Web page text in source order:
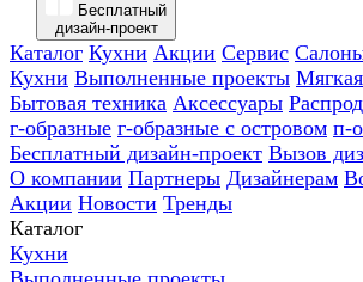
Бесплатный
дизайн-проект
Каталог Кухни Акции Сервис
Кухни Выполненные проекты
Бытовая техника Аксессуары
г-образные г-образные с островом п-
Бесплатный дизайн-проект Вызов
О компании Партнеры Дизайнерам
Акции Новости Тренды
Каталог
Кухни